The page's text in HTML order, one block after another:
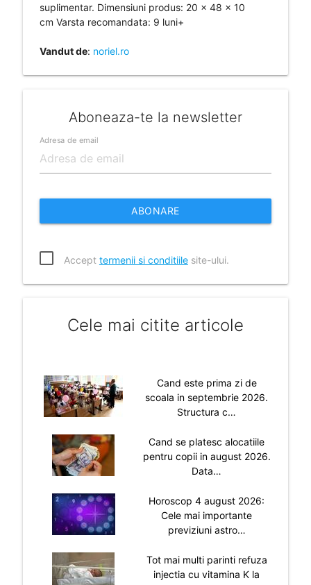
suplimentar. Dimensiuni produs: 20 x 48 x 10
cm Varsta recomandata: 9 luni+
Vandut de: noriel.ro
Aboneaza-te la newsletter
Adresa de email
ABONARE
Accept termenii si conditiilesite-ului.
Cele mai citite articole
Cand este prima zi de
scoala in septembrie 2026.
Structura c…
Cand se platesc alocatiile
pentru copii in august 2026.
Data…
Horoscop 4 august 2026:
Cele mai importante
previziuni astro…
Tot mai multi parinti refuza
injectia cu vitamina K la